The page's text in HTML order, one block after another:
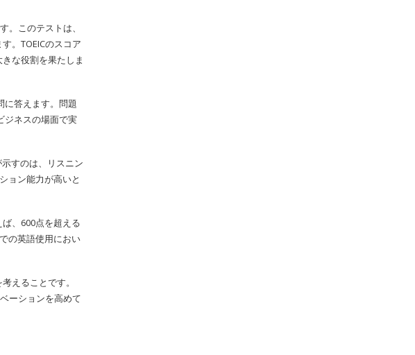
このテストは、
。TOEICのスコア
な役割を果たしま
に答えます。問題
ジネスの場面で実
すのは、リスニン
ョン能力が高いと
、600点を超える
の英語使用におい
えることです。
ーションを高めて